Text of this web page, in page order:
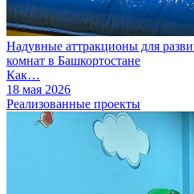
Надувные аттракционы для
комнат в Башкортостане
Как…
18 мая 2026
Реализованные проекты